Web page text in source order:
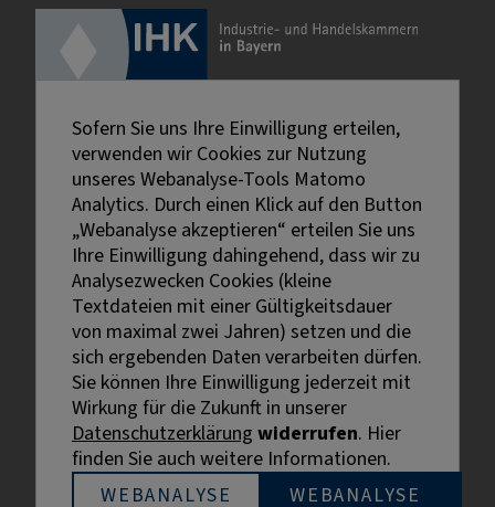
Externe Links sind mit dem Symbol
gekennzeichnet.
Bei personenbezogenen Bezeichnungen wurde aus
Gründen der besseren Lesbarkeit die männliche
Bezeichnung gewählt. Gemeint sind stets alle
Sofern Sie uns Ihre Einwilligung erteilen,
verwenden wir Cookies zur Nutzung
unseres Webanalyse-Tools Matomo
Analytics. Durch einen Klick auf den Button
„Webanalyse akzeptieren“ erteilen Sie uns
Ihre Einwilligung dahingehend, dass wir zu
Analysezwecken Cookies (kleine
Textdateien mit einer Gültigkeitsdauer
von maximal zwei Jahren) setzen und die
sich ergebenden Daten verarbeiten dürfen.
Sie können Ihre Einwilligung jederzeit mit
Wirkung für die Zukunft in unserer
Datenschutzerklärung widerrufen. Hier
finden Sie auch weitere Informationen.
WEBANALYSE
WEBANALYSE